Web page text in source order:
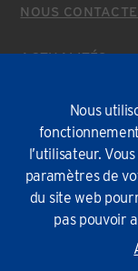
NOUS
ACTUALITÉS
Politique
Cookies
© Lindapter
Nous
l’utilisateur.
paramètres de
du site web
pas pouvoir